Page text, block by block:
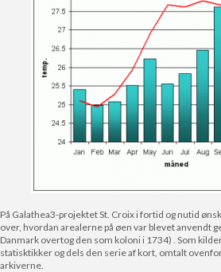
På Galathea3-projektet St. Croix i fortid og nutid
over, hvordan arealerne på øen var blevet anvendt
Danmark overtog den som koloni i 1734) . Som
statisktikker og dels den serie af kort, omtalt
arkiverne.